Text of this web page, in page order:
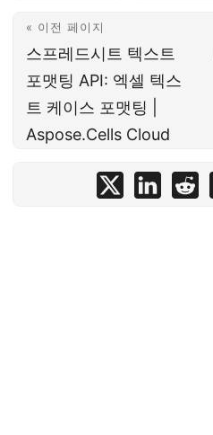
« 이전 페이지
스프레드시트 텍스트
포맷팅 API: 엑셀 텍스
트 케이스 포맷팅 |
Aspose.Cells Cloud